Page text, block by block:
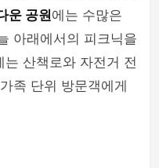
운 공원에는 수많은
아래에서의 피크닉을
산책로와 자전거 전
족 단위 방문객에게